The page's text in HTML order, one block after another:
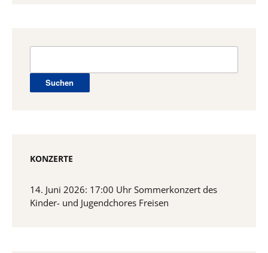
KONZERTE
14. Juni 2026: 17:00 Uhr Sommerkonzert des
Kinder- und Jugendchores Freisen